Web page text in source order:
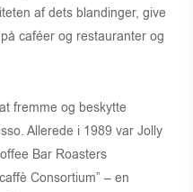
af ​​dets blandinger, give
caféer og restauranter og
fremme og beskytte
Allerede i 1989 var Jolly
Bar Roasters
Consortium” – en